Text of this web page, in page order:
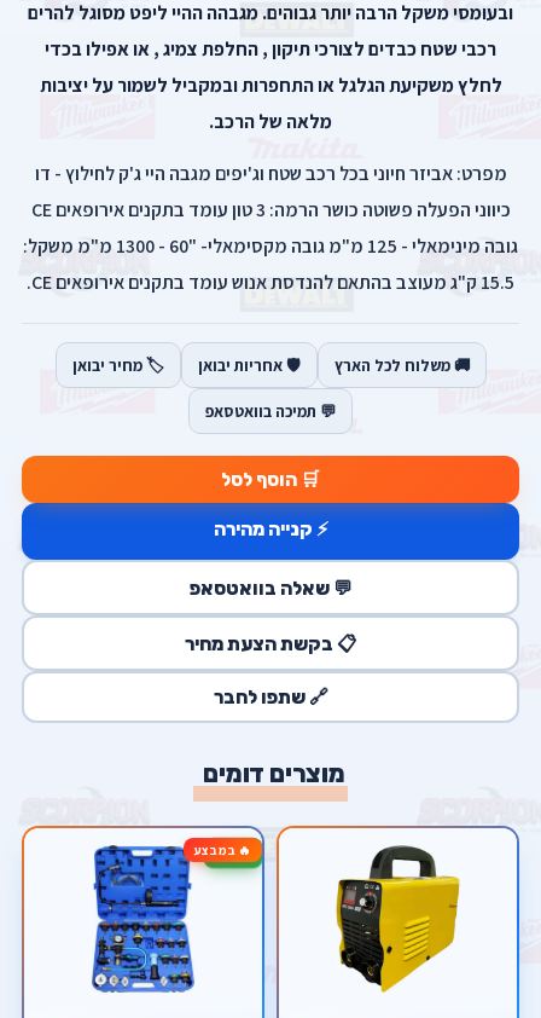
ובעומסי משקל הרבה יותר גבוהים. מגבהה ההיי ליפט מסוגל להרים
רכבי שטח כבדים לצורכי תיקון , החלפת צמיג , או אפילו בכדי
לחלץ משקיעת הגלגל או התחפרות ובמקביל לשמור על יציבות
מלאה של הרכב.
מפרט: אביזר חיוני בכל רכב שטח וג'יפים מגבה היי ג'ק לחילוץ - דו
כיווני הפעלה פשוטה כושר הרמה: 3 טון עומד בתקנים אירופאים CE
גובה מינימאלי - 125 מ"מ גובה מקסימאלי- "60 - 1300 מ"מ משקל:
15.5 ק"ג מעוצב בהתאם להנדסת אנוש עומד בתקנים אירופאים CE.
🚚 משלוח לכל הארץ 🛡️ אחריות יבואן 🏷️ מחיר יבואן
💬 תמיכה בוואטסאפ
🛒 הוסף לסל
⚡ קנייה מהירה
💬 שאלה בוואטסאפ
📋 בקשת הצעת מחיר
🔗 שתפו לחבר
מוצרים דומים
🔥 במבצע-17%